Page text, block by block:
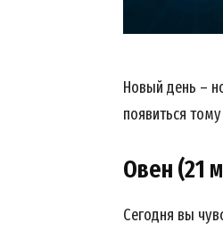
Новый день –
появиться
Овен (21
Сегодня вы